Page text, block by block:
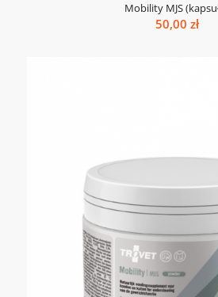
Mobility MJS
50,00zł